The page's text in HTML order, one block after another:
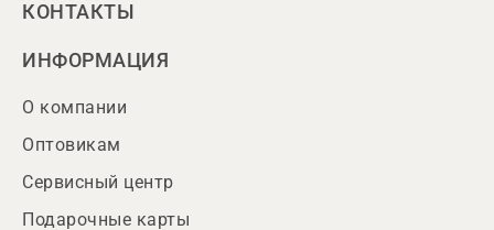
КОНТАКТЫ
ИНФОРМАЦИЯ
О компании
Оптовикам
Сервисный центр
Подарочные карты